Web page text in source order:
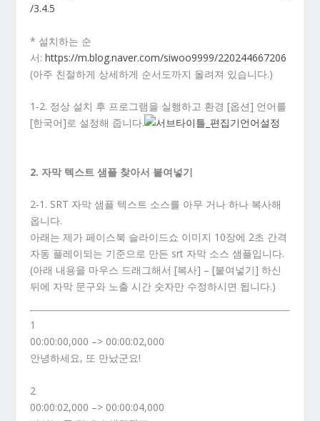
/3.4.5
* 설치하는 순
서:https://m.blog.naver.com/siwoo9999/220244667206
(아주 친절하게 상세하게 순서도까지 올려져 있습니다.)
1-2. 정상 설치 후 프로그램을 실행하고 환경 [옵션] 언어를
[한국어]로 설정해 줍니다.
2. 자막 텍스트 샘플 찾아서 붙여넣기
2-1. SRT 자막 샘플 텍스트 소스를 아무 거나 하나 복사해
옵니다.
아래는 제가 페이스북 슬라이드쇼 이미지 10장에 2초 간격
자동 플레이되는 기준으로 만든 srt 자막 소스 샘플입니다.
(아래 내용을 마우스 드래그해서 [복사] – [붙여넣기] 하신
뒤에 자막 문구와 노출 시간 숫자만 수정하시면 됩니다.)
1
00:00:00,000 –> 00:00:02,000
안녕하세요, 또 만났군요!
2
00:00:02,000 –> 00:00:04,000